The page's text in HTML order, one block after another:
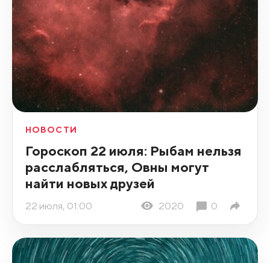
НОВОСТИ
Гороскоп 22 июля: Рыбам нельзя
расслабляться, Овны могут
найти новых друзей
22 июля, 01:00 2020 0